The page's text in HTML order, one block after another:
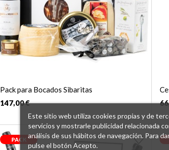
Pack para Bocados Sibaritas
147,00 €
PACK
Este sitio web utiliza cookies propias y de
servicios y mostrarle publicidad relacionada
análisis de sus hábitos de navegación. Para
pulse el botón Acepto.